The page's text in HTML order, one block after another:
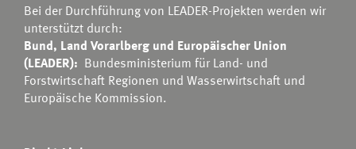
Bei der Durchführung von LEADER-Projekten werden wir
unterstützt durch:
Bund, Land Vorarlberg und Europäischer Union
(LEADER): Bundesministerium für Land- und
Forstwirtschaft Regionen und Wasserwirtschaft und
Europäische Kommission.